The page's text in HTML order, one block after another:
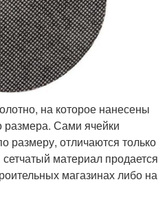
на которое нанесены
размера. Сами ячейки
размеру, отличаются только
материал продается
магазинах либо на